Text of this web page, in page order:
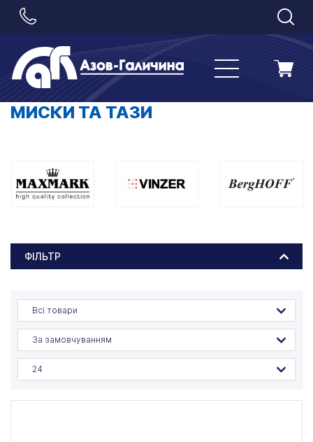
МИСКИ ТА ТАЗИ
ФІЛЬТР
Всі товари
За замовчуванням
24